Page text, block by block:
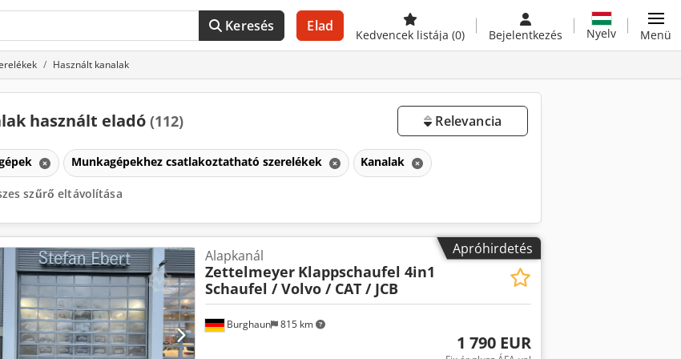
Keresés Elad
Kedvencek listája (0) Bejelentkezés Nyelv Menü
Használt kanalak
használt eladó (112) Relevancia
Munkagépekhez csatlakoztatható szerelékek Kanalak
szűrő eltávolítása
Apróhirdetés
Burghaun 815 km
Alapkanál
Zettelmeyer Klappschaufel 4in1
Schaufel / Volvo / CAT / JCB
1 790 EUR